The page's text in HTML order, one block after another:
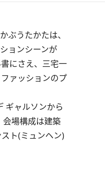
うたかたは、
ョンシーンが
にさえ、三宅一
ァッションのプ
ギャルソンから
会場構成は建築
ト(ミュンヘン)